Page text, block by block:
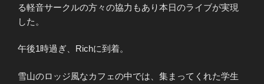
る軽音サークルの方々の協力もあり本日のライブが実現
した。
午後1時過ぎ、Richに到着。
雪山のロッジ風なカフェの中では、集まってくれた学生